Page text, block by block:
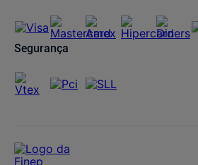
Segurança